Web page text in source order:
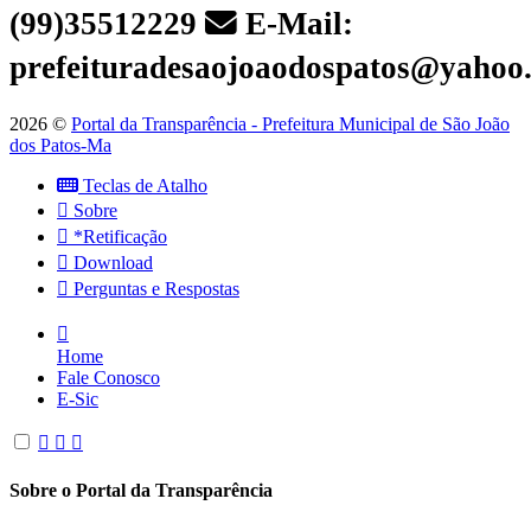
(99)35512229
E-Mail:
2026 © Portal da Transparência - Prefeitura Municipal de São João
dos Patos-Ma
Teclas de Atalho
Sobre
*Retificação
Download
Perguntas e Respostas
Home
Fale Conosco
E-Sic
Sobre o Portal da Transparência